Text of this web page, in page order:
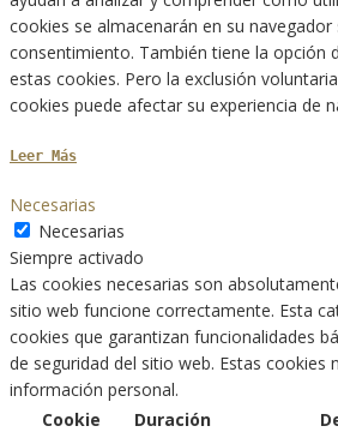
cookies se almacenarán en su
consentimiento. También tiene la opción
estas cookies. Pero la exclusión
cookies puede afectar su experiencia de
Leer Más
Necesarias
Necesarias
Siempre activado
Las cookies necesarias son
sitio web funcione correctamente. Esta
cookies que garantizan funcionalidades
de seguridad del sitio web. Estas cookies
información personal.
Cookie
Duración